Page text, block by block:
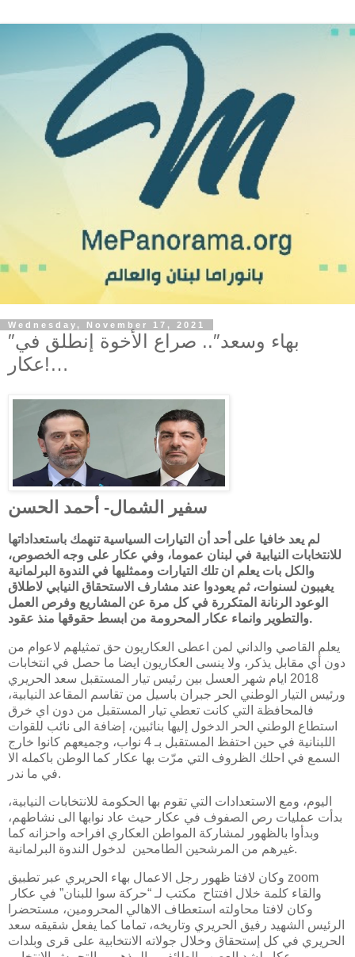
Wednesday, November 17, 2021
″بهاء وسعد″.. صراع الأخوة إنطلق في
عكار!…
سفير الشمال- أحمد الحسن
لم يعد خافيا على أحد أن التيارات السياسية تنهمك باستعداداتها
للانتخابات النيابية في لبنان عموما، وفي عكار على وجه الخصوص،
والكل بات يعلم ان تلك التيارات وممثليها في الندوة البرلمانية
يغيبون لسنوات، ثم يعودوا عند مشارف الاستحقاق النيابي لاطلاق
الوعود الرنانة المتكررة في كل مرة عن المشاريع وفرص العمل
والتطوير وانماء عكار المحرومة من ابسط حقوقها منذ عقود.
يعلم القاصي والداني لمن اعطى العكاريون حق تمثيلهم لاعوام من
دون أي مقابل يذكر، ولا ينسى العكاريون ايضا ما حصل في انتخابات
2018 ايام شهر العسل بين رئيس تيار المستقبل سعد الحريري
ورئيس التيار الوطني الحر جبران باسيل من تقاسم المقاعد النيابية،
فالمحافظة التي كانت تعطي تيار المستقبل من دون اي خرق
استطاع الوطني الحر الدخول إليها بنائبين، إضافة الى نائب للقوات
اللبنانية في حين احتفظ المستقبل بـ 4 نواب، وجميعهم كانوا خارج
السمع في احلك الظروف التي مرّت بها عكار كما الوطن باكمله الا
في ما ندر.
اليوم، ومع الاستعدادات التي تقوم بها الحكومة للانتخابات النيابية،
بدأت عمليات رص الصفوف في عكار حيث عاد نوابها الى نشاطهم،
وبدأوا بالظهور لمشاركة المواطن العكاري افراحه واحزانه كما
غيرهم من المرشحين الطامحين لدخول الندوة البرلمانية.
وكان لافتا ظهور رجل الاعمال بهاء الحريري عبر تطبيق zoom
وكان لافتا محاولته استعطاف الاهالي المحرومين، مستحضرا
الرئيس الشهيد رفيق الحريري وتاريخه، تماما كما يفعل شقيقه سعد
الحريري في كل إستحقاق وخلال جولاته الانتخابية على قرى وبلدات